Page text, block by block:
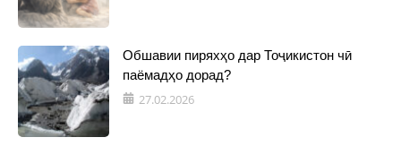
Обшавии пиряхҳо дар Тоҷикистон чӣ
паёмадҳо дорад?
27.02.2026